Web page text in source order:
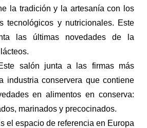
la tradición y la artesanía con los
tecnológicos y nutricionales. Este
las últimas novedades de la
salón junta a las firmas más
industria conservera que contiene
en alimentos en conserva:
marinados y precocinados.
el espacio de referencia en Europa